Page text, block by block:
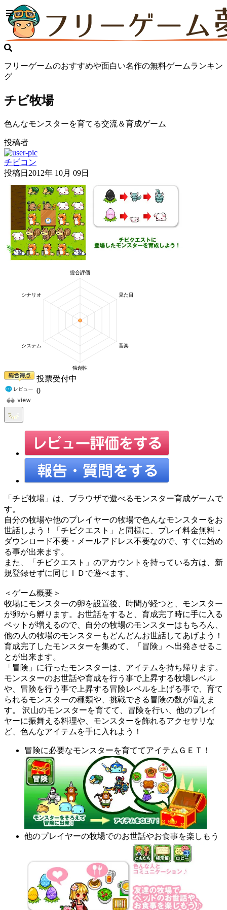
フリーゲームのおすすめや面白い名作の無料ゲームランキン
グ
チビ牧場
色んなモンスターを育てる交流＆育成ゲーム
投稿者
チビコン
投稿日 2012年 10月 09日
投票受付中
0
「チビ牧場」は、ブラウザで遊べるモンスター育成ゲームで
す。
自分の牧場や他のプレイヤーの牧場で色んなモンスターをお
世話しよう！「チビクエスト」と同様に、プレイ料金無料・
ダウンロード不要・メールアドレス不要なので、すぐに始め
る事が出来ます。
また、「チビクエスト」のアカウントを持っている方は、新
規登録せずに同じＩＤで遊べます。
＜ゲーム概要＞
牧場にモンスターの卵を設置後、時間が経つと、モンスター
が卵から孵ります。お世話をすると、育成完了時に手に入る
ペットが増えるので、自分の牧場のモンスターはもちろん、
他の人の牧場のモンスターもどんどんお世話してあげよう！
育成完了したモンスターを集めて、「冒険」へ出発させるこ
とが出来ます。
「冒険」に行ったモンスターは、アイテムを持ち帰ります。
モンスターのお世話や育成を行う事で上昇する牧場レベル
や、冒険を行う事で上昇する冒険レベルを上げる事で、育て
られるモンスターの種類や、挑戦できる冒険の数が増えま
す。 沢山のモンスターを育てて、冒険を行い、他のプレイ
ヤーに振舞える料理や、モンスターを飾れるアクセサリな
ど、色んなアイテムを手に入れよう！
冒険に必要なモンスターを育ててアイテムＧＥＴ！
他のプレイヤーの牧場でのお世話やお食事を楽しもう